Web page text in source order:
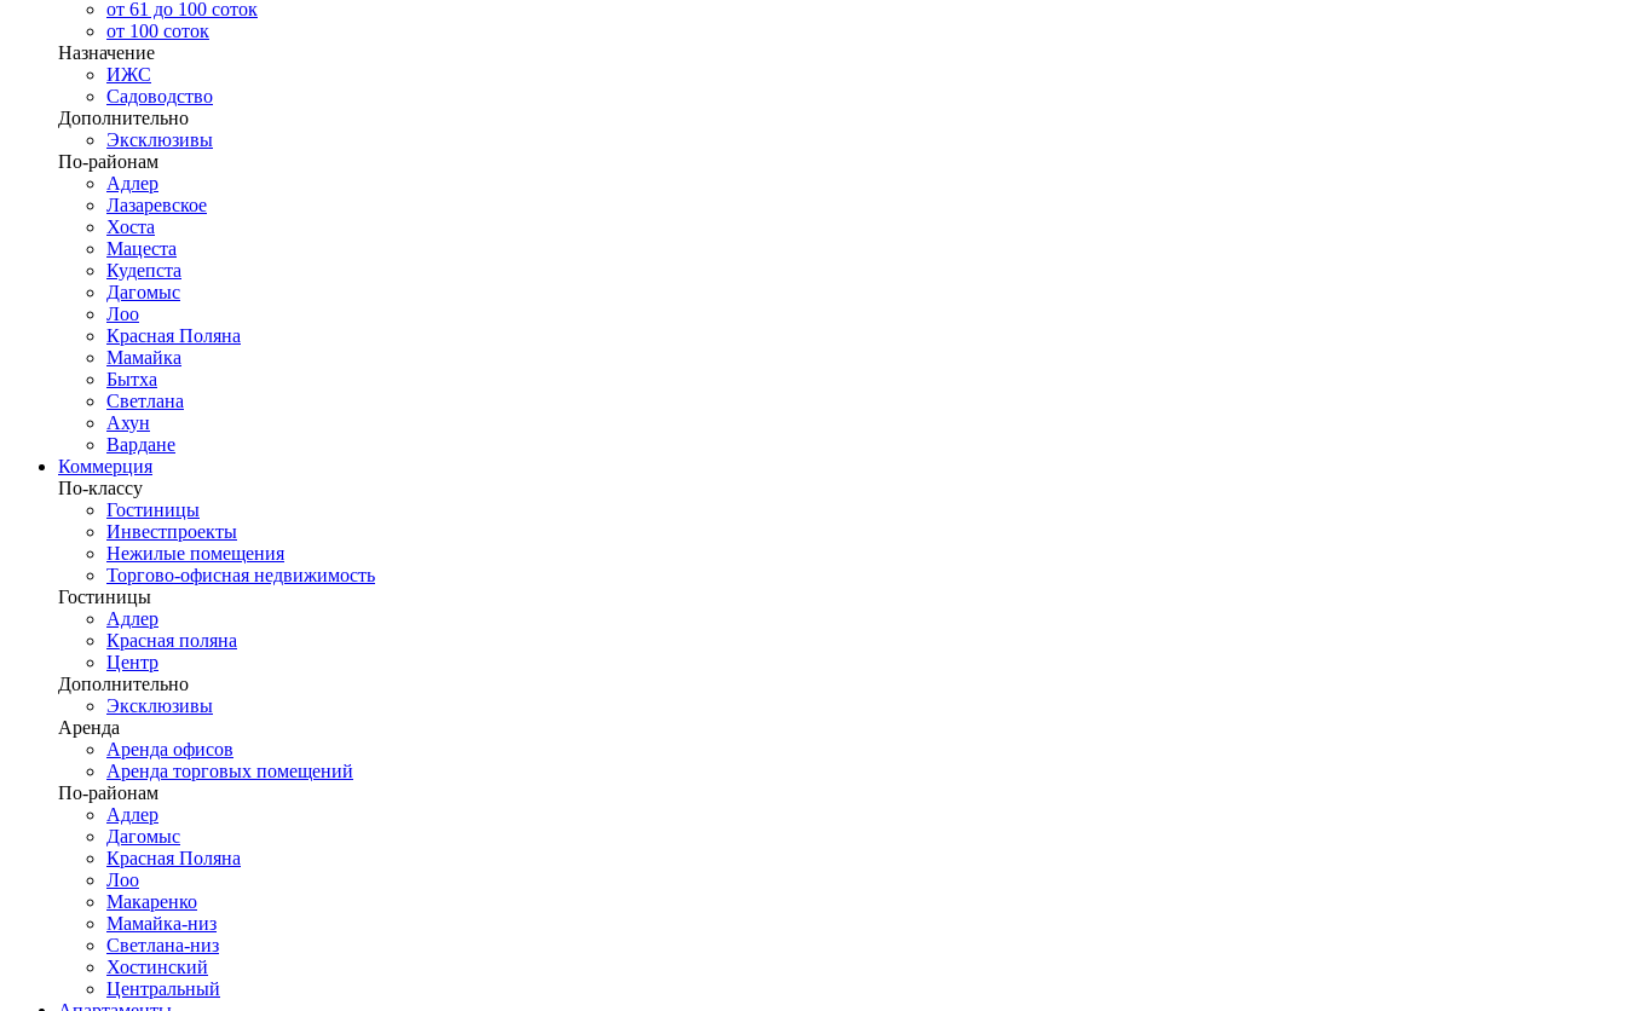
от 61 до 100 соток
от 100 соток
Назначение
ИЖС
Садоводство
Дополнительно
Эксклюзивы
По-районам
Адлер
Лазаревское
Хоста
Мацеста
Кудепста
Дагомыс
Лоо
Красная Поляна
Мамайка
Бытха
Светлана
Ахун
Вардане
Коммерция
По-классу
Гостиницы
Инвестпроекты
Нежилые помещения
Торгово-офисная недвижимость
Гостиницы
Адлер
Красная поляна
Центр
Дополнительно
Эксклюзивы
Аренда
Аренда офисов
Аренда торговых помещений
По-районам
Адлер
Дагомыс
Красная Поляна
Лоо
Макаренко
Мамайка-низ
Светлана-низ
Хостинский
Центральный